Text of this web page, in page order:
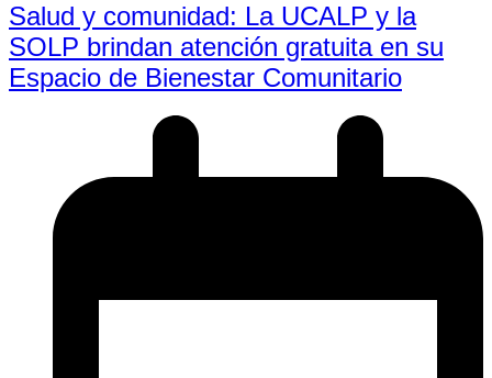
Salud y comunidad: La UCALP y la
SOLP brindan atención gratuita en su
Espacio de Bienestar Comunitario